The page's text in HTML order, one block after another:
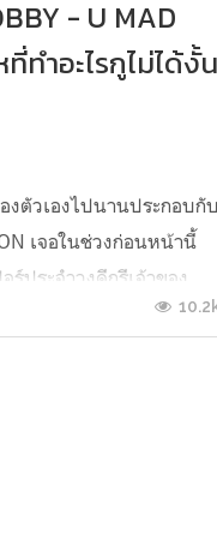
- U MAD
ทำอะไรกูไม่ได้งั้น
งตัวเองไปนานประกอบกับ
เจอในช่วงก่อนหน้านี้
ร์ประจำวงดีกรีเจ้าของ
งใหญ่ที่สุดในเกาหลีอย่าง